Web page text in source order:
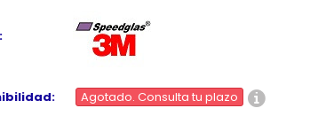
Agotado. Consulta tu plazo